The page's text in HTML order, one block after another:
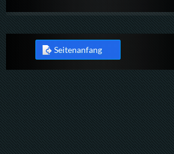
Seitenanfang